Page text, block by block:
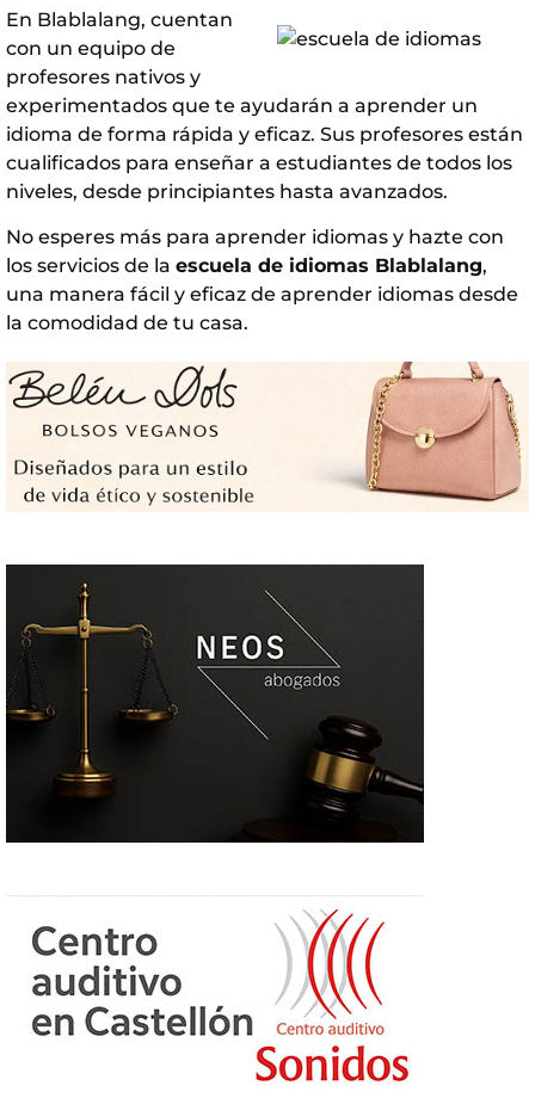
En Blablalang, cuentan
con un equipo de
profesores nativos y
experimentados que te ayudarán a aprender un
idioma de forma rápida y eficaz. Sus profesores están
cualificados para enseñar a estudiantes de todos los
niveles, desde principiantes hasta avanzados.
No esperes más para aprender idiomas y hazte con
los servicios de la escuela de idiomas Blablalang,
una manera fácil y eficaz de aprender idiomas desde
la comodidad de tu casa.